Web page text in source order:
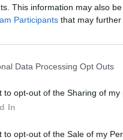
This information may also
Participants that may further
Data Processing Opt Outs
to opt-out of the Sharing of my
In
to opt-out of the Sale of my
5 συμβουλές